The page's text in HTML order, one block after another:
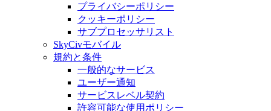
プライバシーポリシー
クッキーポリシー
サブプロセッサリスト
SkyCivモバイル
規約と条件
一般的なサービス
ユーザー通知
サービスレベル契約
許容可能な使用ポリシー